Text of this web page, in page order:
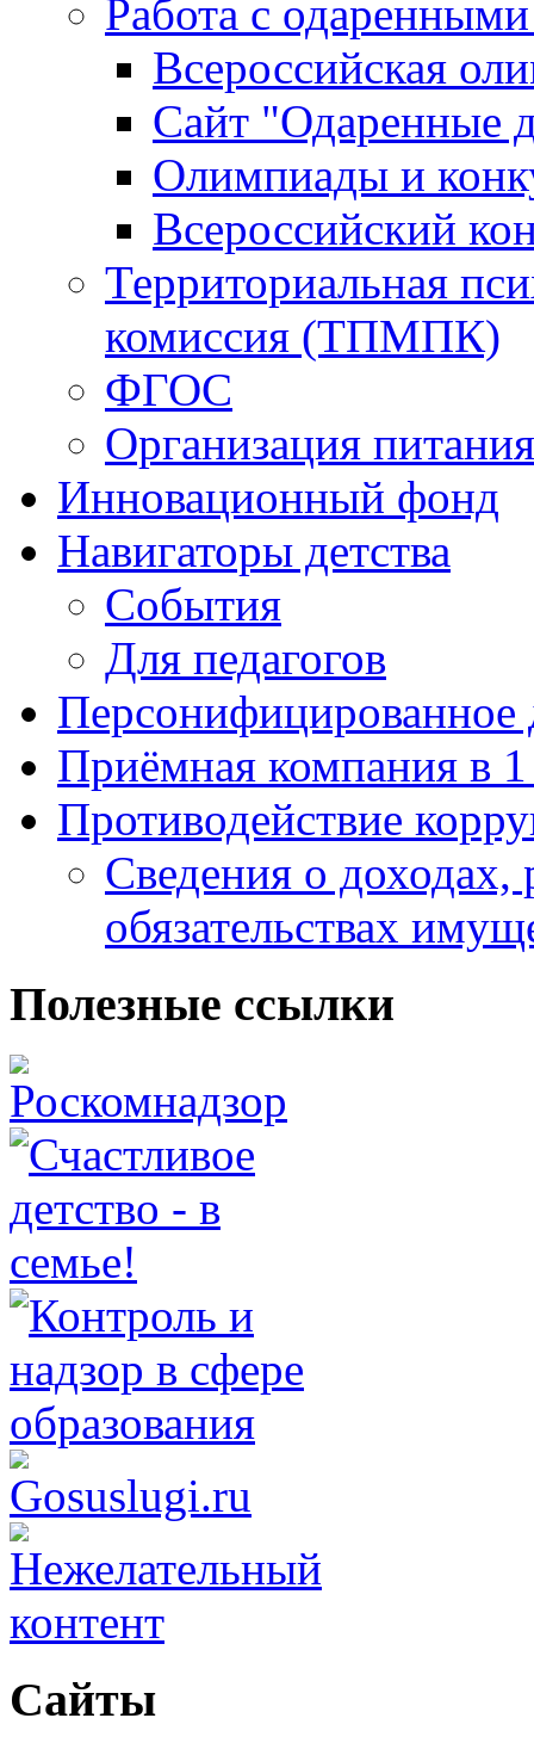
Работа с
Всероссийская
Сайт "Одаренные
Олимпиады и
Всероссийский
Территориальная
комиссия (ТПМПК)
ФГОС
Организация питания
Инновационный фонд
Навигаторы детства
События
Для педагогов
Персонифицированное
Приёмная компания в 1
Противодействие
Сведения о доходах,
обязательствах
Полезные ссылки
Сайты